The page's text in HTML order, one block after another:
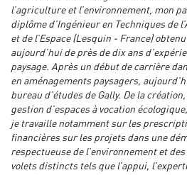
l’agriculture et l’environnement, mon
diplôme d’Ingénieur en Techniques de
et de l’Espace (Lesquin - France)
aujourd’hui de près de dix ans
paysage. Après un début de carrière
en aménagements paysagers,
bureau d’études de Gally. De la
gestion d’espaces à vocation
je travaille notamment sur les
financières sur les projets dans une
respectueuse de l’environnement et
volets distincts tels que l’appui,